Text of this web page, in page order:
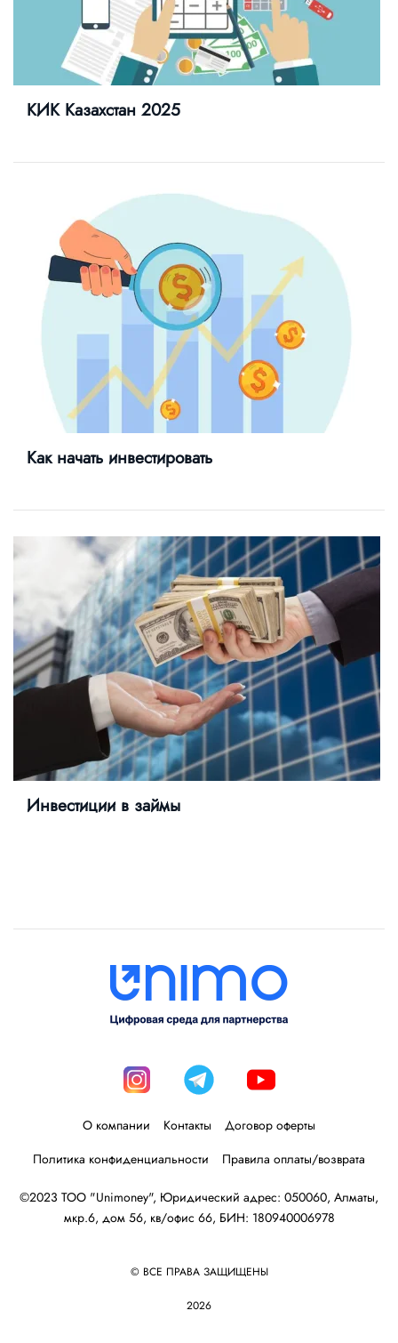
КИК Казахстан 2025
Как начать инвестировать
Инвестиции в займы
О компании Контакты
Договор оферты
Политика конфиденциальности
Правила оплаты/возврата
©2023 ТОО "Unimoney", Юридический адрес: 050060, Алматы,
мкр.6, дом 56, кв/офис 66, БИН: 180940006978
© ВСЕ ПРАВА ЗАЩИЩЕНЫ
2026